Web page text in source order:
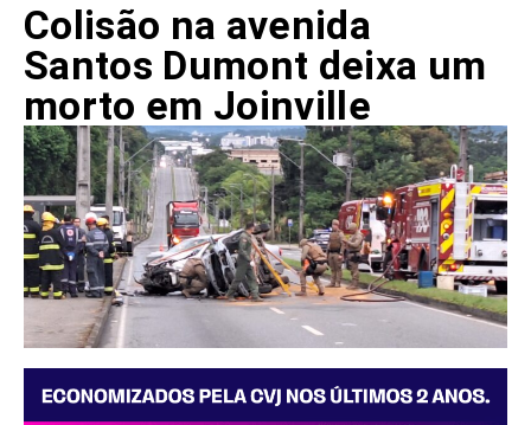
Colisão na avenida
Santos Dumont deixa um
morto em Joinville